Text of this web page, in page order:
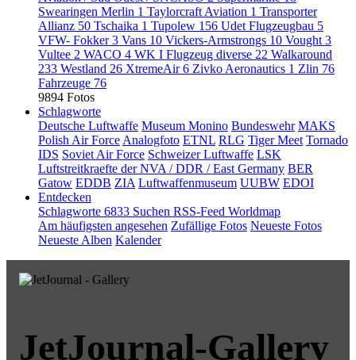
Swearingen Merlin 1 Taylorcraft Aviation 1 Transporter
Allianz 50 Tschaika 1 Tupolew 156 Udet Flugzeugbau 5
VFW- Fokker3 Vans 10 Vickers-Armstrongs 10 Vought 3
Vultee 2 WACO 4 WK I Flugzeug diverse 22 Walkaround
233 Westland 26 XtremeAir6 Zivko Aeronautics 1 Zlin 76
Fahrzeuge 76
9894 Fotos
Schlagworte
Deutsche Luftwaffe Museum Monino Bundeswehr MAKS
Polish Air Force Analogfoto ETNL RLG Tiger Meet Tornado
IDS Soviet Air Force Schweizer Luftwaffe LSK
Luftstreitkraefte der NVA / DDR / East Germany BER
Gatow EDDB ZIA Luftwaffenmuseum UUBW EDOI
Entdecken
Schlagworte 6833 Suchen RSS-Feed Worldmap
Am häufigsten angesehen Zufällige Fotos Neueste Fotos
Neueste Alben Kalender
JetJournal-Gallery